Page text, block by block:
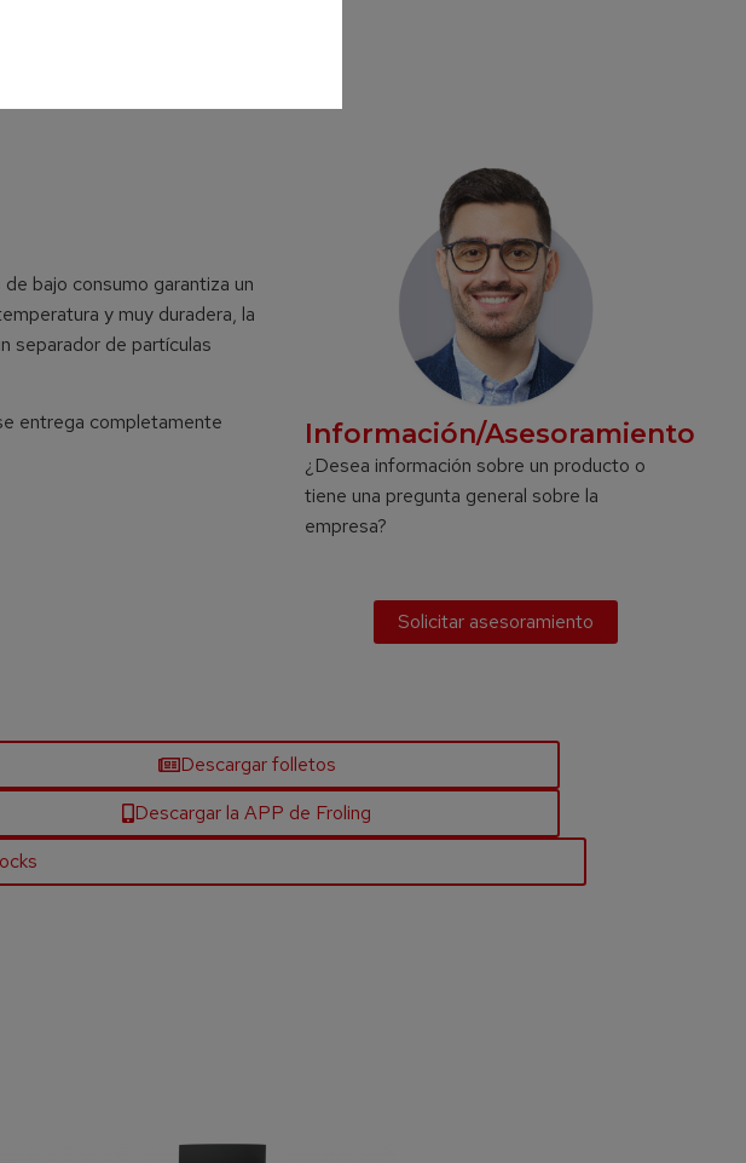
bajo consumo garantiza un
y muy duradera, la
separador de partículas
entrega completamente
Información/Asesoramiento
¿Desea información sobre un producto o
tiene una pregunta general sobre la
empresa?
Solicitar asesoramiento
Descargar folletos
Descargar la APP de Froling